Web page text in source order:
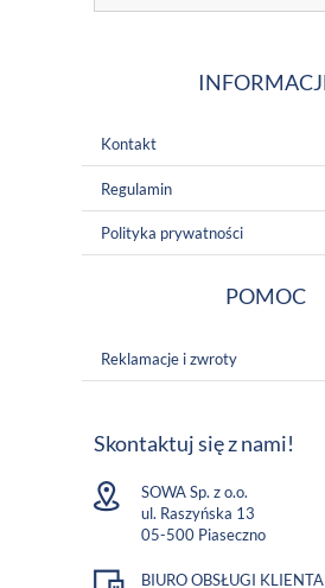
Kontakt
Regulamin
Polityka prywatności
POMOC
Reklamacje i zwroty
Skontaktuj się z nami!
SOWA Sp. z o.o.
ul. Raszyńska 13
05-500 Piaseczno
BIURO OBSŁUGI KLIENTA